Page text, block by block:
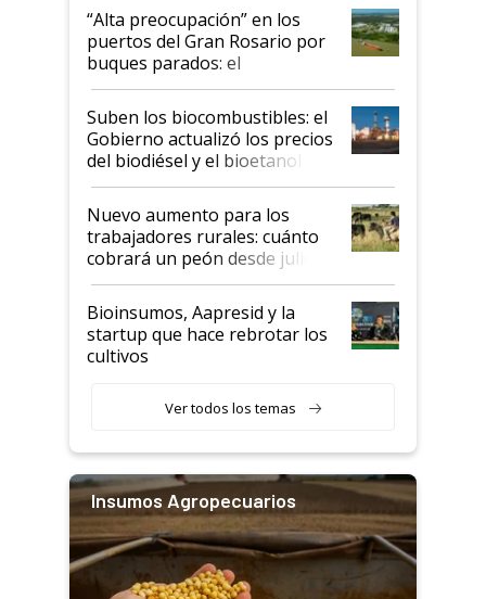
“Alta preocupación” en los
puertos del Gran Rosario por
buques parados: el
funcionamiento de las
exportadoras en tensión tras
la medida de fuerza de los
prácticos
Suben los biocombustibles: el
Gobierno actualizó los precios
del biodiésel y el bioetanol
Nuevo aumento para los
trabajadores rurales: cuánto
cobrará un peón desde julio
Bioinsumos, Aapresid y la
startup que hace rebrotar los
cultivos
Ver todos los temas
Insumos Agropecuarios